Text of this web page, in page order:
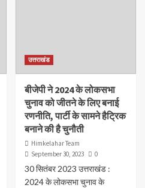
उत्तराखंड
बीजेपी ने 2024 के लोकसभा
चुनाव को जीतने के लिए बनाई
रणनीति, पार्टी के सामने हैट्रिक
बनाने की है चुनौती
Himkelahar Team
September 30, 2023
0
30 सितंबर 2023 उत्तराखंड :
2024 के लोकसभा चुनाव के